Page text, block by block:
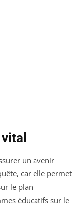
un avenir
car elle permet
le plan
éducatifs sur le